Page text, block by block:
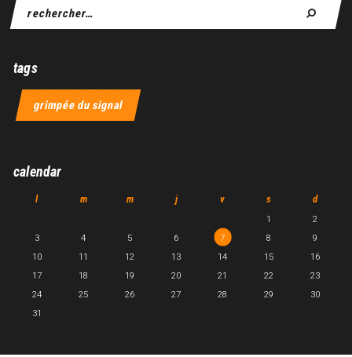
tags
grimpée du signal
calendar
l m m j v s d
1
2
3
4 5 6 7 8
9
10
11 12 13 14 15
16
17
18 19 20 21 22
23
24
25 26 27 28 29
30
31